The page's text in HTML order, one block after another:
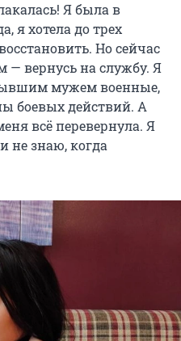
Я была в
я хотела до трех
Но сейчас
— вернусь на службу. Я
мужем военные,
боевых действий. А
всё перевернула. Я
не знаю, когда